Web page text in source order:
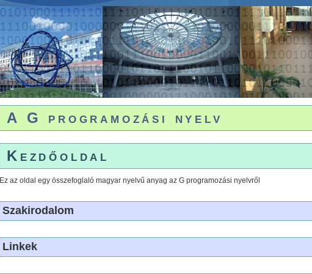
A G programozási nyelv
Kezdőoldal
Ez az oldal egy összefoglaló magyar nyelvű anyag az G programozási nyelvről
Szakirodalom
Linkek